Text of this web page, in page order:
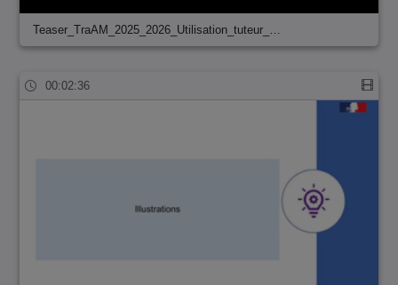
Teaser_TraAM_2025_2026_Utilisation_tuteur_…
00:02:36